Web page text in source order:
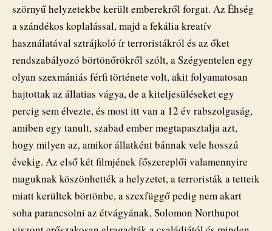
szörnyű helyzetekbe került emberekről forgat. Az Éhség
a szándékos koplalással, majd a fekália kreatív
használatával sztrájkoló ír terroristákról és az őket
rendszabályozó börtönőrökről szólt, a Szégyentelen egy
olyan szexmániás férfi története volt, akit folyamatosan
hajtottak az állatias vágya, de a kiteljesüléseket egy
percig sem élvezte, és most itt van a 12 év rabszolgaság,
amiben egy tanult, szabad ember megtapasztalja azt,
hogy milyen az, amikor állatként bánnak vele hosszú
évekig. Az első két filmjének főszereplői valamennyire
maguknak köszönhették a helyzetet, a terroristák a tetteik
miatt kerültek börtönbe, a szexfüggő pedig nem akart
soha parancsolni az étvágyának, Solomon Northupot